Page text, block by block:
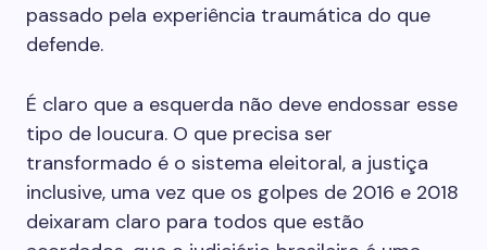
passado pela experiência traumática do que
defende.
É claro que a esquerda não deve endossar esse
tipo de loucura. O que precisa ser
transformado é o sistema eleitoral, a justiça
inclusive, uma vez que os golpes de 2016 e 2018
deixaram claro para todos que estão